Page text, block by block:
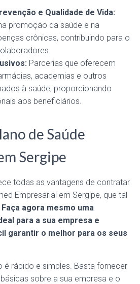
e Qualidade de Vida:
promoção da saúde e na
crônicas, contribuindo para o
Parcerias que oferecem
academias e outros
à saúde, proporcionando
aos beneficiários.
de Saúde
Sergipe
todas as vantagens de contratar
Empresarial em Sergipe, que tal
Faça agora mesmo uma
para a sua empresa e
garantir o melhor para os seus
é rápido e simples. Basta fornecer
sobre a sua empresa e o